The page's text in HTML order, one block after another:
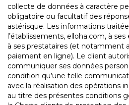
collecte de données à caractère
obligatoire ou facultatif des
astérisque. Les informations
l’établissements, elloha.com, à
à ses prestataires (et notamment
paiement en ligne). Le client
communiquer ses données
condition qu’une telle
avec la réalisation des opérations
au titre des présentes conditions